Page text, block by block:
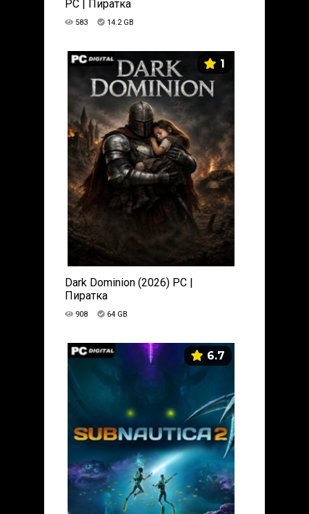
PC | Пиратка
583 14.2 GB
1
Dark Dominion (2026) PC |
Пиратка
908 64 GB
6.7